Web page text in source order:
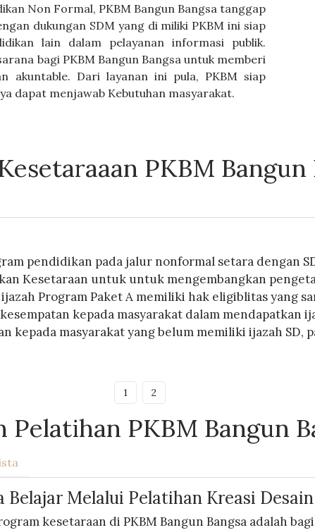
Non Formal, PKBM Bangun Bangsa tanggap
dukungan SDM yang di miliki PKBM ini siap
lain dalam pelayanan informasi publik.
bagi PKBM Bangun Bangsa untuk memberi
akuntable. Dari layanan ini pula, PKBM siap
dapat menjawab Kebutuhan masyarakat.
PKBM Bangun
pendidikan pada jalur nonformal setara dengan
Kesetaraan untuk untuk mengembangkan
Program Paket A memiliki hak eligiblitas yang
kepada masyarakat dalam mendapatkan
kepada masyarakat yang belum memiliki ijazah SD,
1 2
Pelatihan PKBM Bangun
Melalui Pelatihan Kreasi
kesetaraan di PKBM Bangun Bangsa adalah